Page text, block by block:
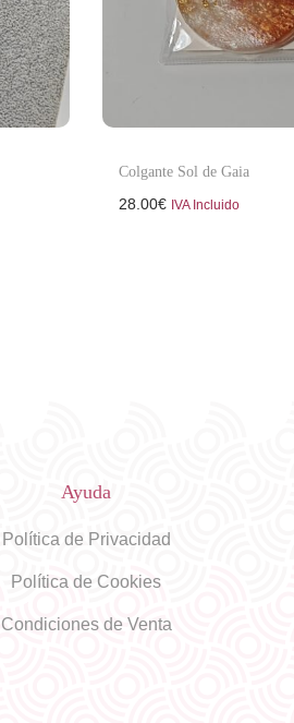
Colgante Sol de Gaia
28.00€ IVA Incluido
Ayuda
Política de Privacidad
Política de Cookies
Condiciones de Venta